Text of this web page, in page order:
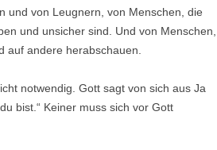
und von Leugnern, von Menschen, die
und unsicher sind. Und von Menschen,
auf andere herabschauen.
notwendig. Gott sagt von sich aus Ja
bist.“ Keiner muss sich vor Gott